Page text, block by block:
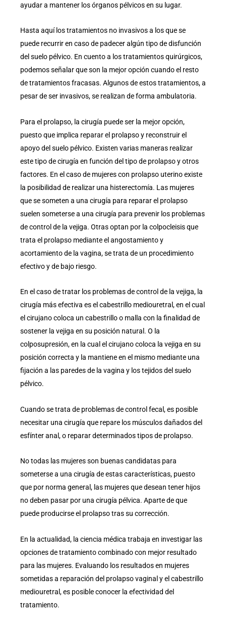
ayudar a mantener los órganos pélvicos en su lugar.
Hasta aquí los tratamientos no invasivos a los que se
puede recurrir en caso de padecer algún tipo de disfunción
del suelo pélvico. En cuento a los tratamientos quirúrgicos,
podemos señalar que son la mejor opción cuando el resto
de tratamientos fracasas. Algunos de estos tratamientos, a
pesar de ser invasivos, se realizan de forma ambulatoria.
Para el prolapso, la cirugía puede ser la mejor opción,
puesto que implica reparar el prolapso y reconstruir el
apoyo del suelo pélvico. Existen varias maneras realizar
este tipo de cirugía en función del tipo de prolapso y otros
factores. En el caso de mujeres con prolapso uterino existe
la posibilidad de realizar una histerectomía. Las mujeres
que se someten a una cirugía para reparar el prolapso
suelen someterse a una cirugía para prevenir los problemas
de control de la vejiga. Otras optan por la colpocleisis que
trata el prolapso mediante el angostamiento y
acortamiento de la vagina, se trata de un procedimiento
efectivo y de bajo riesgo.
En el caso de tratar los problemas de control de la vejiga, la
cirugía más efectiva es el cabestrillo mediouretral, en el cual
el cirujano coloca un cabestrillo o malla con la finalidad de
sostener la vejiga en su posición natural. O la
colposupresión, en la cual el cirujano coloca la vejiga en su
posición correcta y la mantiene en el mismo mediante una
fijación a las paredes de la vagina y los tejidos del suelo
pélvico.
Cuando se trata de problemas de control fecal, es posible
necesitar una cirugía que repare los músculos dañados del
esfínter anal, o reparar determinados tipos de prolapso.
No todas las mujeres son buenas candidatas para
someterse a una cirugía de estas características, puesto
que por norma general, las mujeres que desean tener hijos
no deben pasar por una cirugía pélvica. Aparte de que
puede producirse el prolapso tras su corrección.
En la actualidad, la ciencia médica trabaja en investigar las
opciones de tratamiento combinado con mejor resultado
para las mujeres. Evaluando los resultados en mujeres
sometidas a reparación del prolapso vaginal y el cabestrillo
mediouretral, es posible conocer la efectividad del
tratamiento.